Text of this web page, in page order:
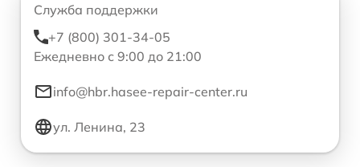
Служба поддержки
+7 (800) 301-34-05
Ежедневно с 9:00 до 21:00
info@hbr.hasee-repair-center.ru
ул. Ленина, 23